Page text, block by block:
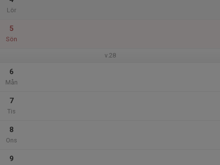
Lör
5
Sön
v.28
6
Mån
7
Tis
8
Ons
9